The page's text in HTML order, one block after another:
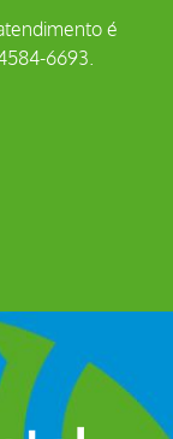
é
6693.